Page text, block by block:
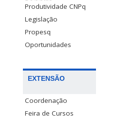
Produtividade CNPq
Legislação
Propesq
Oportunidades
EXTENSÃO
Coordenação
Feira de Cursos